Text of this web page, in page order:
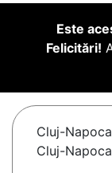
Este
Felicitări!
Cluj-Napoca
Cluj-Napoca